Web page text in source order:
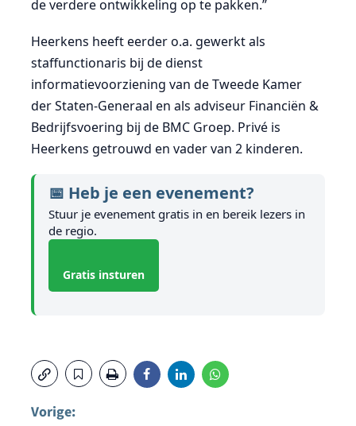
de verdere ontwikkeling op te pakken.”
Heerkens heeft eerder o.a. gewerkt als
staffunctionaris bij de dienst
informatievoorziening van de Tweede Kamer
der Staten-Generaal en als adviseur Financiën &
Bedrijfsvoering bij de BMC Groep. Privé is
Heerkens getrouwd en vader van 2 kinderen.
📅 Heb je een evenement?
Stuur je evenement gratis in en bereik lezers in
de regio.
Gratis insturen
Vorige: